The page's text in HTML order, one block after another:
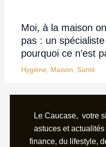
Moi, à la maison
pas : un
pourquoi ce n’est
Hygiène, Maison, Santé
Le Caucase, votre
astuces et
finance, du lifestyle,